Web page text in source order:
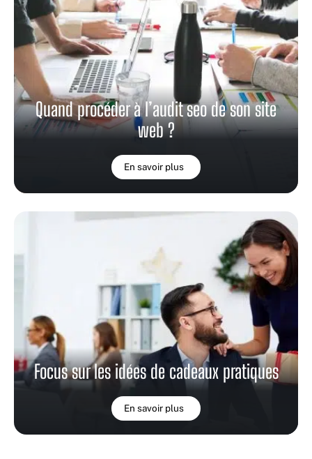
Quand procéder à l’audit seo de son site
web ?
En savoir plus
Focus sur les idées de cadeaux pratiques
En savoir plus